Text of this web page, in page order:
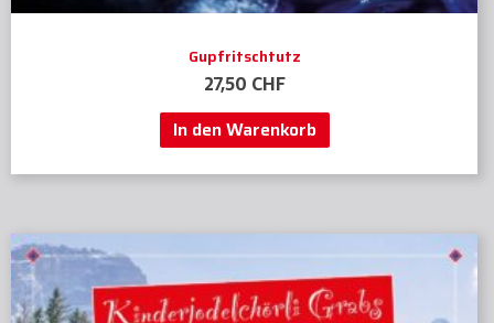
Gupfritschtutz
27,50 CHF
In den Warenkorb